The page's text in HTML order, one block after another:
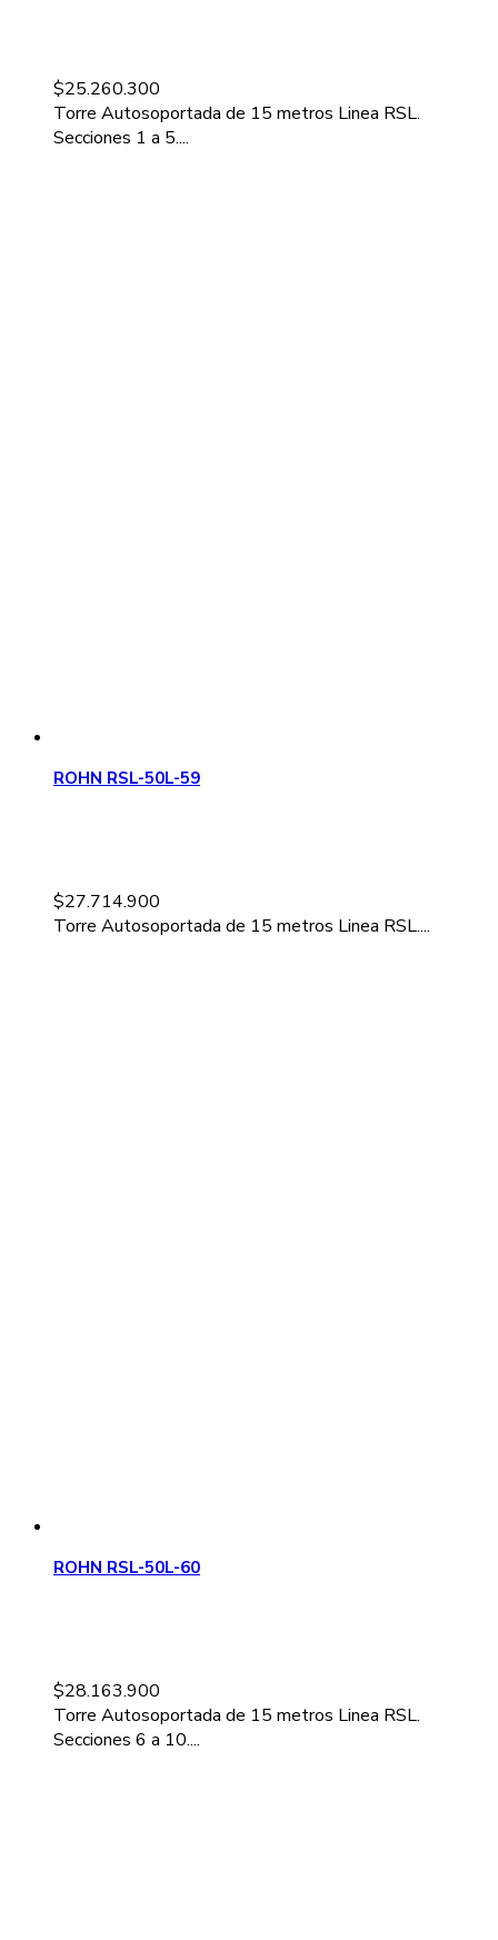
$25.260.300
Torre Autosoportada de 15 metros Linea RSL.
Secciones 1 a 5....
ROHN RSL-50L-59
$27.714.900
Torre Autosoportada de 15 metros Linea RSL....
ROHN RSL-50L-60
$28.163.900
Torre Autosoportada de 15 metros Linea RSL.
Secciones 6 a 10....